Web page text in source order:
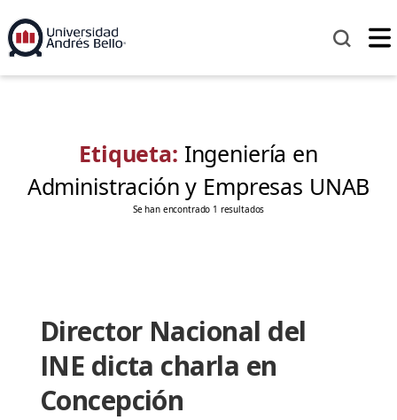
Etiqueta: Ingeniería en
Administración y Empresas UNAB
Se han encontrado 1 resultados
Director Nacional del
INE dicta charla en
Concepción